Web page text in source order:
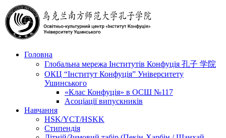
Головна
Глобальна мережа Інститутів Конфуція 孔子 学院
ОКЦ “Інститут Конфуція” Університету
Ушинського
«Клас Конфуція» в ОСШ №117
Асоціації випускників
Навчання
HSK/YCT/HSKK
Стипендія